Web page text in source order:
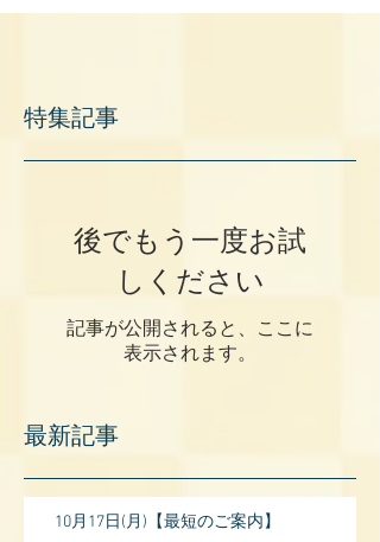
特集記事
後でもう一度お試
しください
記事が公開されると、ここに
表示されます。
最新記事
10月17日(月)【最短のご案内】